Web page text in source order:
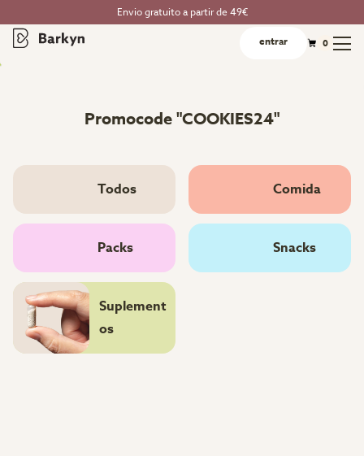
Envio gratuito a partir de 49€
entrar 0
Promocode "COOKIES24"
Todos Comida
Packs Snacks
Suplement
os